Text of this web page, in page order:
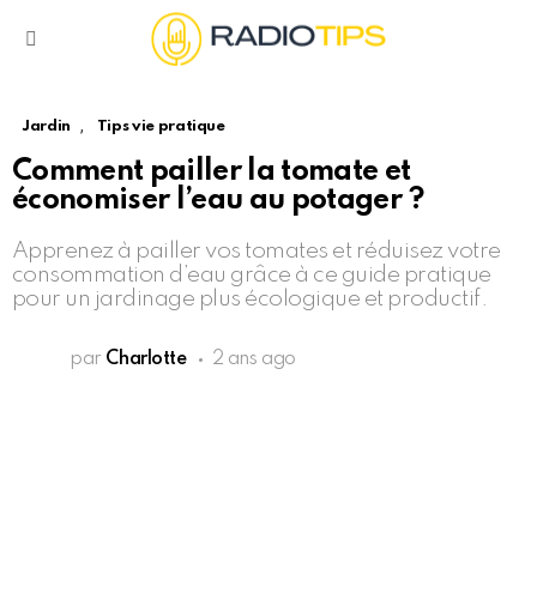
Jardin , Tips vie pratique
Comment pailler la tomate et
économiser l’eau au potager ?
Apprenez à pailler vos tomates et réduisez votre
consommation d’eau grâce à ce guide pratique
pour un jardinage plus écologique et productif.
par Charlotte 2 ans ago